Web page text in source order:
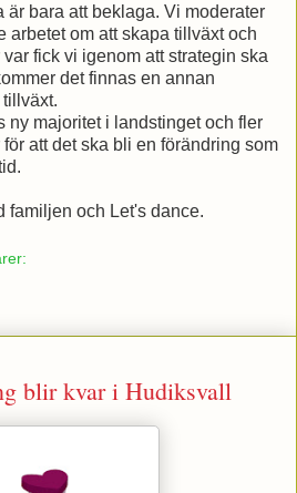
är bara att beklaga. Vi moderater
arbetet om att skapa tillväxt och
fick vi igenom att strategin ska
det finnas en annan
ny majoritet i landstinget och fler
att det ska bli en förändring som
familjen och Let's dance.
blir kvar i Hudiksvall